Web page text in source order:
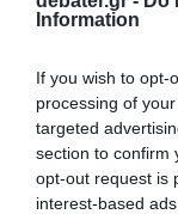
Information
If you wish to opt-
processing of
targeted
section to confirm
opt-out request is
interest-based
ΕΛΛΑΔΑ